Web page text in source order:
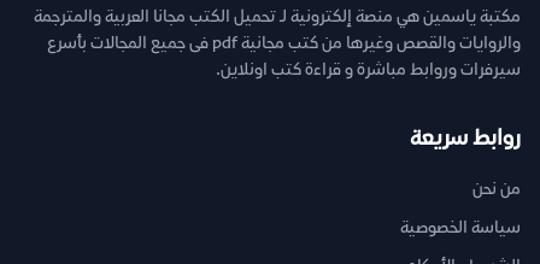
مكتبة ياسمين هي منصة إلكترونية لـ تحميل الكتب مجانا العربية والمترجمة
والروايات والقصص وغيرها من كتب مجانية pdf فى جميع المجالات بأسرع
سيرفرات وروابط مباشرة و قراءة كتب اونلاين.
روابط سريعة
من نحن
سياسة الخصوصية